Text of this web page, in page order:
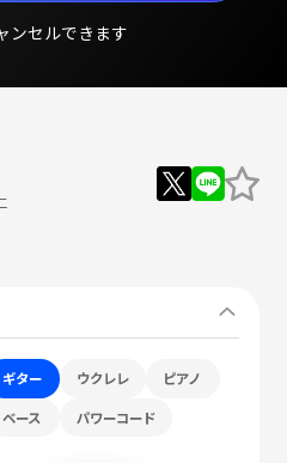
ンセルできます
ギター ウクレレ ピアノ
ベース パワーコード